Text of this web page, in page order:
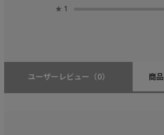
★ 1
ユーザーレビュー （0） 商